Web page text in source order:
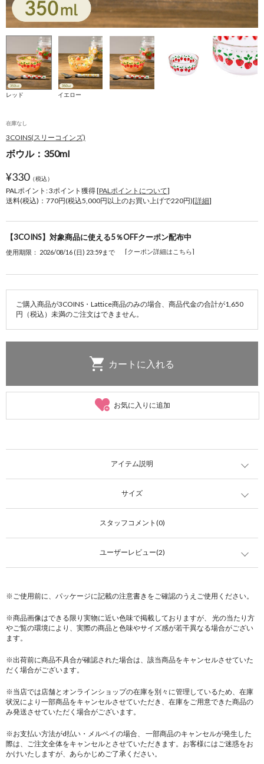
レッド イエロー
在庫なし
3COINS(スリーコインズ)
ボウル：350ml
¥330（税込）
PALポイント: 3ポイント獲得 [PALポイントについて]
送料(税込)：770円(税込5,000円以上のお買い上げで220円)[詳細]
【3COINS】対象商品に使える5％OFFクーポン配布中
使用期限： 2026/08/16 (日) 23:59まで [クーポン詳細はこちら]
ご購入商品が3COINS・Lattice商品のみの場合、商品代金の合計が1,650
円（税込）未満のご注文はできません。
お気に入りに追加
アイテム説明
サイズ
スタッフコメント(0)
ユーザーレビュー(2)
※ご使用前に、パッケージに記載の注意書きをご確認のうえご使用ください。
※商品画像はできる限り実物に近い色味で掲載しておりますが、 光の当たり方
やご覧の環境により、実際の商品と色味やサイズ感が若干異なる場合がござい
ます。
※出荷前に商品不具合が確認された場合は、該当商品をキャンセルさせていた
だく場合がございます。
※当店では店舗とオンラインショップの在庫を別々に管理しているため、在庫
状況により一部商品をキャンセルさせていただき、在庫をご用意できた商品の
み発送させていただく場合がございます。
※お支払い方法がd払い・メルペイの場合、 一部商品のキャンセルが発生した
際は、ご注文全体をキャンセルとさせていただきます。お客様にはご迷惑をお
かけいたしますが、あらかじめご了承ください。